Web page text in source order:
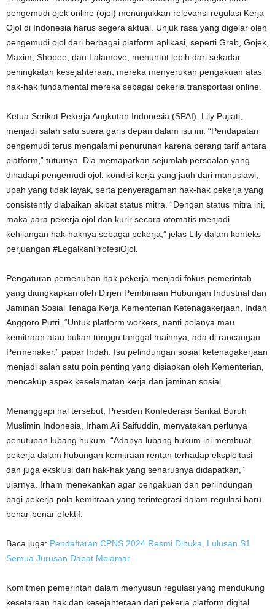
pengemudi ojek online (ojol) menunjukkan relevansi regulasi Kerja
Ojol di Indonesia harus segera aktual. Unjuk rasa yang digelar oleh
pengemudi ojol dari berbagai platform aplikasi, seperti Grab, Gojek,
Maxim, Shopee, dan Lalamove, menuntut lebih dari sekadar
peningkatan kesejahteraan; mereka menyerukan pengakuan atas
hak-hak fundamental mereka sebagai pekerja transportasi online.
Ketua Serikat Pekerja Angkutan Indonesia (SPAI), Lily Pujiati,
menjadi salah satu suara garis depan dalam isu ini. “Pendapatan
pengemudi terus mengalami penurunan karena perang tarif antara
platform,” tuturnya. Dia memaparkan sejumlah persoalan yang
dihadapi pengemudi ojol: kondisi kerja yang jauh dari manusiawi,
upah yang tidak layak, serta penyeragaman hak-hak pekerja yang
consistently diabaikan akibat status mitra. “Dengan status mitra ini,
maka para pekerja ojol dan kurir secara otomatis menjadi
kehilangan hak-haknya sebagai pekerja,” jelas Lily dalam konteks
perjuangan #LegalkanProfesiOjol.
Pengaturan pemenuhan hak pekerja menjadi fokus pemerintah
yang diungkapkan oleh Dirjen Pembinaan Hubungan Industrial dan
Jaminan Sosial Tenaga Kerja Kementerian Ketenagakerjaan, Indah
Anggoro Putri. “Untuk platform workers, nanti polanya mau
kemitraan atau bukan tunggu tanggal mainnya, ada di rancangan
Permenaker,” papar Indah. Isu pelindungan sosial ketenagakerjaan
menjadi salah satu poin penting yang disiapkan oleh Kementerian,
mencakup aspek keselamatan kerja dan jaminan sosial.
Menanggapi hal tersebut, Presiden Konfederasi Sarikat Buruh
Muslimin Indonesia, Irham Ali Saifuddin, menyatakan perlunya
penutupan lubang hukum. “Adanya lubang hukum ini membuat
pekerja dalam hubungan kemitraan rentan terhadap eksploitasi
dan juga eksklusi dari hak-hak yang seharusnya didapatkan,”
ujarnya. Irham menekankan agar pengakuan dan perlindungan
bagi pekerja pola kemitraan yang terintegrasi dalam regulasi baru
benar-benar efektif.
Baca juga: Pendaftaran CPNS 2024 Resmi Dibuka, Lulusan S1
Semua Jurusan Dapat Melamar
Komitmen pemerintah dalam menyusun regulasi yang mendukung
kesetaraan hak dan kesejahteraan dari pekerja platform digital